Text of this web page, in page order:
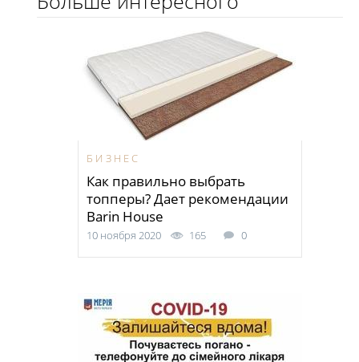
БИЗНЕС
Как правильно выбрать
топперы? Дает рекомендации
Barin House
10 ноября 2020 165 0